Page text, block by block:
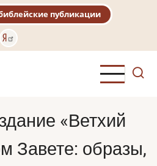
публикации
«Ветхий
Завете: образы,